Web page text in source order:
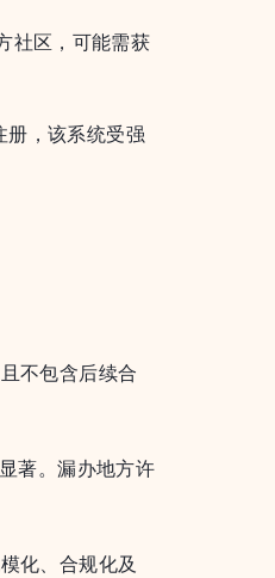
社区，可能需获
册，该系统受强
不包含后续合
著。漏办地方许
化、合规化及